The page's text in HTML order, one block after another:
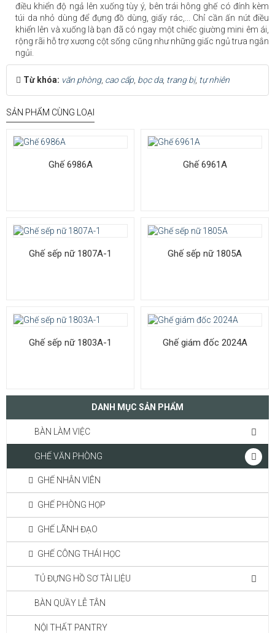
điều khiển độ ngả lên xuống tùy ý, bên trái hông ghế có đính kèm
túi da nhỏ dùng để đựng đồ dùng, giấy rác,... Chỉ cần ấn nút điều
khiển lên và xuống là bạn đã có ngay một chiếc giường mini êm ái,
rộng rãi hỗ trợ xương cột sống cũng như những giấc ngủ trưa ngắn
ngủi.
Từ khóa: văn phòng, cao cấp bọc da, trang bị, tự nhiên
SẢN PHẨM CÙNG LOẠI
Ghế 6986A Ghế 6961A
Ghế sếp nữ 1807A-1 Ghế sếp nữ 1805A
Ghế sếp nữ 1803A-1 Ghế giám đốc 2024A
DANH MỤC SẢN PHẨM
BÀN LÀM VIỆC
GHẾ VĂN PHÒNG
GHẾ NHÂN VIÊN
GHẾ PHÒNG HỌP
GHẾ LÃNH ĐẠO
GHẾ CÔNG THÁI HỌC
TỦ ĐỰNG HỒ SƠ TÀI LIỆU
BÀN QUẦY LỄ TÂN
NỘI THẤT PANTRY